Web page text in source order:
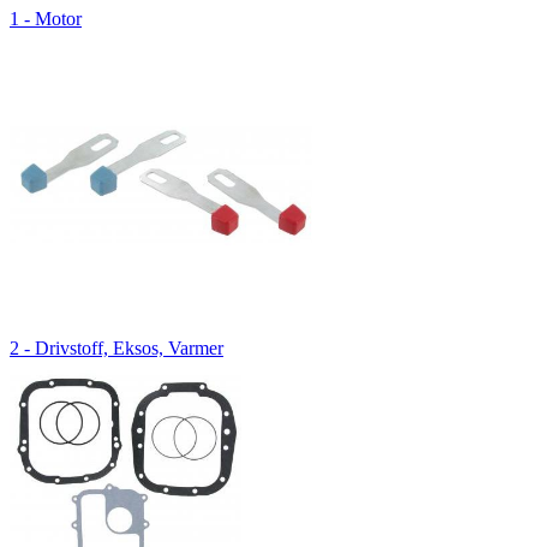
1 - Motor
2 - Drivstoff, Eksos, Varmer